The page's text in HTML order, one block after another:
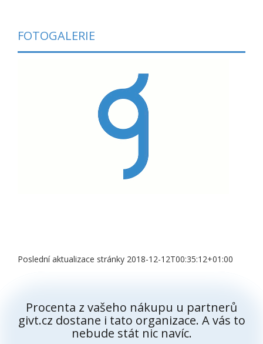
FOTOGALERIE
Poslední aktualizace stránky 2018-12-12T00:35:12+01:00
Procenta z vašeho nákupu u partnerů
givt.cz dostane i tato organizace. A vás to
nebude stát nic navíc.